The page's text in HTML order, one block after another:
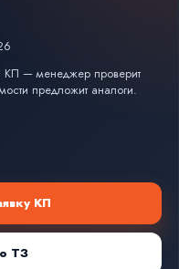
КП — менеджер проверит
предложит аналоги.
КП
ТЗ